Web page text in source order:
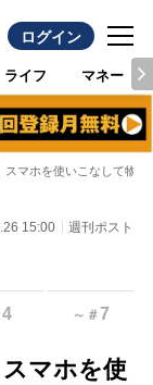
ログイン
ライフ マネー
スマホを使いこなして物
15:00 週刊ポスト
4 ～ ＃7
スマホを使